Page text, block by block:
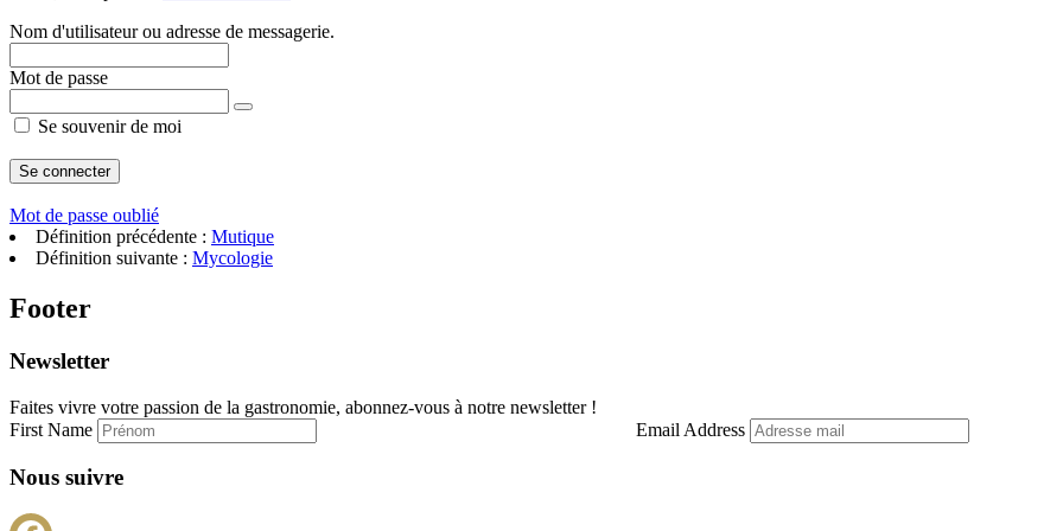
Nom d'utilisateur ou adresse de messagerie.
Mot de passe
Se souvenir de moi
Mot de passe oublié
Définition précédente : Mutique
Définition suivante : Mycologie
Footer
Newsletter
Faites vivre votre passion de la gastronomie, abonnez-vous à notre newsletter !
First Name
Email Address
Nous suivre